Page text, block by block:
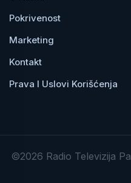
Pokrivenost
Marketing
Kontakt
Prava I Uslovi Korišćenja
©2026 Radio Televizija